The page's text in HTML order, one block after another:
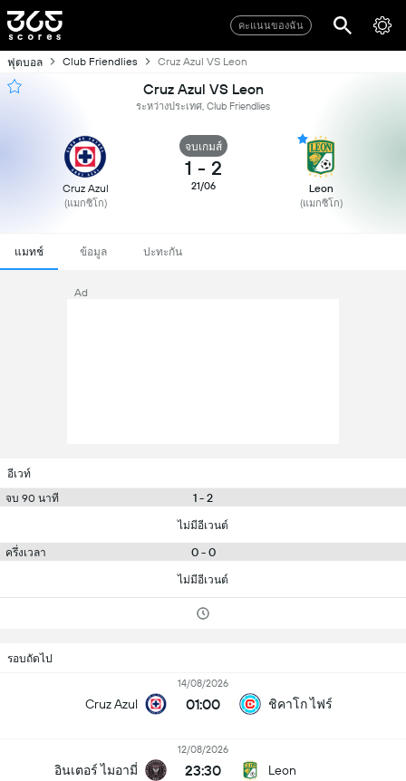
คะแนนของฉัน
ฟุตบอล Club Friendlies Cruz Azul VS Leon
Cruz Azul VS Leon
ระหว่างประเทศ, Club Friendlies
Cruz Azul
(แมกซิโก)
จบเกมส์
1 - 2
21/06 Leon
(แมกซิโก)
แมทช์ ข้อมูล ปะทะกัน
Ad
อีเวท์
จบ 90 นาที
1 - 2
ไม่มีอีเวนต์
ครึ่งเวลา 0 - 0
ไม่มีอีเวนต์
รอบถัดไป
Cruz Azul
14/08/2026
01:00 ชิคาโก ไฟร์
อินเตอร์ ไมอามี่
12/08/2026
23:30 Leon